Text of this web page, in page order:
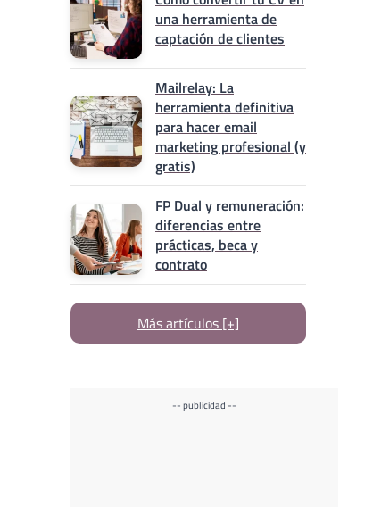
una herramienta de
captación de clientes
Mailrelay: La
herramienta definitiva
para hacer email
marketing profesional (y
gratis)
FP Dual y remuneración:
diferencias entre
prácticas, beca y
contrato
Más artículos [+]
-- publicidad --